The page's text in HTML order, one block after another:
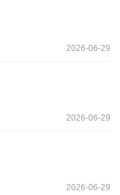
2026-06-29
2026-06-29
2026-06-29